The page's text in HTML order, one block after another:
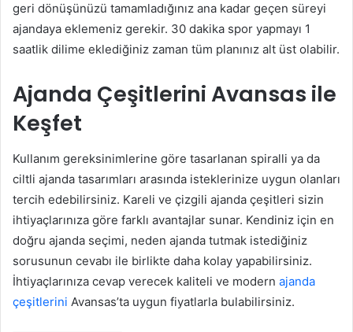
geri dönüşünüzü tamamladığınız ana kadar geçen süreyi
ajandaya eklemeniz gerekir. 30 dakika spor yapmayı 1
saatlik dilime eklediğiniz zaman tüm planınız alt üst olabilir.
Ajanda Çeşitlerini Avansas ile
Keşfet
Kullanım gereksinimlerine göre tasarlanan spiralli ya da
ciltli ajanda tasarımları arasında isteklerinize uygun olanları
tercih edebilirsiniz. Kareli ve çizgili ajanda çeşitleri sizin
ihtiyaçlarınıza göre farklı avantajlar sunar. Kendiniz için en
doğru ajanda seçimi, neden ajanda tutmak istediğiniz
sorusunun cevabı ile birlikte daha kolay yapabilirsiniz.
İhtiyaçlarınıza cevap verecek kaliteli ve modern ajanda
çeşitlerini Avansas’ta uygun fiyatlarla bulabilirsiniz.